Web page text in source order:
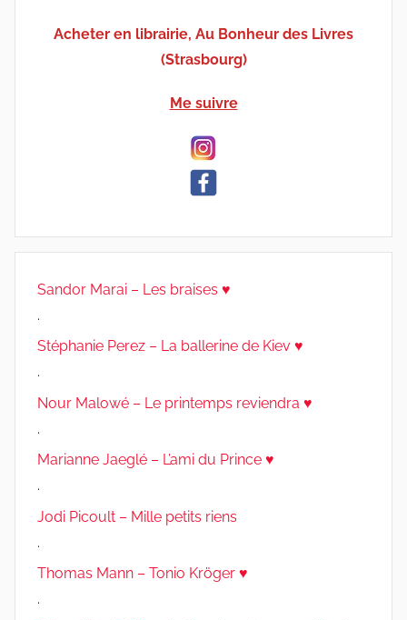
Acheter en librairie, Au Bonheur des Livres
(Strasbourg)
Me suivre
Sandor Marai – Les braises ♥
.
Stéphanie Perez – La ballerine de Kiev ♥
.
Nour Malowé – Le printemps reviendra ♥
.
Marianne Jaeglé – L’ami du Prince ♥
.
Jodi Picoult – Mille petits riens
.
Thomas Mann – Tonio Kröger ♥
.